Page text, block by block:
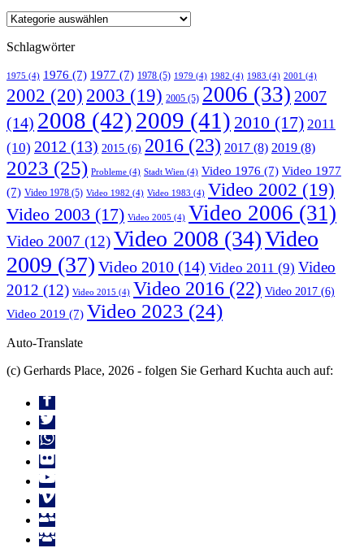
Schlagwörter
1975 (4) 1976 (7) 1977 (7) 1978 (5) 1979 (4) 1982 (4) 1983 (4) 2001 (4)
2002 (20) 2003 (19) 2005 (5) 2006 (33) 2007
(14) 2008 (42)2009 (41) 2010 (17) 2011
(10) 2012 (13) 2015 (6) 2016 (23) 2017 (8) 2019 (8)
2023 (25) Probleme (4) Stadt Wien (4) Video 1976 (7) Video 1977
(7) Video 1978 (5) Video 1982 (4) Video 1983 (4) Video 2002 (19)
Video 2003 (17) Video 2005 (4) Video 2006 (31)
Video 2007 (12)Video 2008 (34)Video
2009 (37) Video 2010 (14) Video 2011 (9) Video
2012 (12) Video 2015 (4) Video 2016 (22) Video 2017 (6)
Video 2019 (7) Video 2023 (24)
Auto-Translate
(c) Gerhards Place, 2026 - folgen Sie Gerhard Kuchta auch auf: